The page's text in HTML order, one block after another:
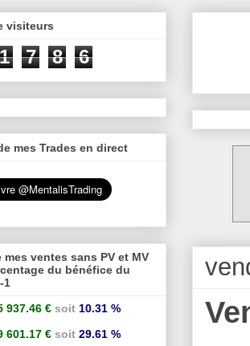
visiteurs
7 8 6
mes Trades en direct
ventes sans PV et MV
du bénéfice du
1
937.46 € soit 10.31 %
601.17 € soit 29.61 %